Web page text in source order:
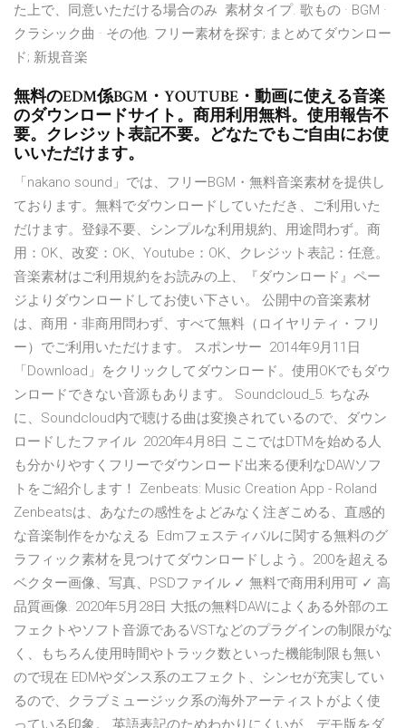
た上で、同意いただける場合のみ 素材タイプ. 歌もの · BGM ·
クラシック曲 · その他. フリー素材を探す; まとめてダウンロー
ド; 新規音楽
無料のEDM係BGM・YOUTUBE・動画に使える音楽
のダウンロードサイト。商用利用無料。使用報告不
要。クレジット表記不要。どなたでもご自由にお使
いいただけます。
「nakano sound」では、フリーBGM・無料音楽素材を提供し
ております。無料でダウンロードしていただき、ご利用いた
だけます。登録不要、シンプルな利用規約、用途問わず。商
用：OK、改変：OK、Youtube：OK、クレジット表記：任意。
音楽素材はご利用規約をお読みの上、『ダウンロード』ペー
ジよりダウンロードしてお使い下さい。 公開中の音楽素材
は、商用・非商用問わず、すべて無料（ロイヤリティ・フリ
ー）でご利用いただけます。 スポンサー 2014年9月11日
「Download」をクリックしてダウンロード。使用OKでもダウ
ンロードできない音源もあります。 Soundcloud_5. ちなみ
に、Soundcloud内で聴ける曲は変換されているので、ダウン
ロードしたファイル 2020年4月8日 ここではDTMを始める人
も分かりやすくフリーでダウンロード出来る便利なDAWソフ
トをご紹介します！ Zenbeats: Music Creation App - Roland
Zenbeatsは、あなたの感性をよどみなく注ぎこめる、直感的
な音楽制作をかなえる Edmフェスティバルに関する無料のグ
ラフィック素材を見つけてダウンロードしよう。200を超える
ベクター画像、写真、PSDファイル ✓ 無料で商用利用可 ✓ 高
品質画像. 2020年5月28日 大抵の無料DAWによくある外部のエ
フェクトやソフト音源であるVSTなどのプラグインの制限がな
く、もちろん使用時間やトラック数といった機能制限も無い
ので現在 EDMやダンス系のエフェクト、シンセが充実してい
るので、クラブミュージック系の海外アーティストがよく使